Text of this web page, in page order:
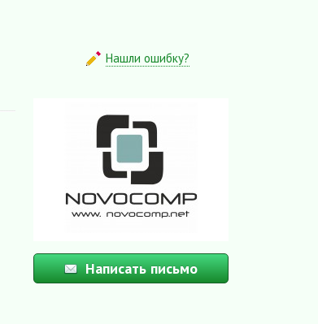
Нашли ошибку?
Написать письмо